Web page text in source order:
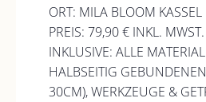
ORT: MILA BLOOM KASSEL
PREIS: 79,90 € INKL. MWST.
INKLUSIVE: ALLE
HALBSEITIG
30CM), WERKZEUGE &